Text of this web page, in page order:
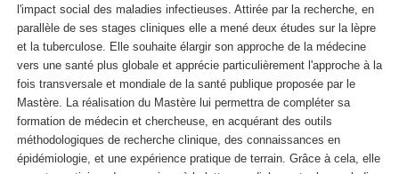
l'impact social des maladies infectieuses. Attirée par la recherche, en
parallèle de ses stages cliniques elle a mené deux études sur la lèpre
et la tuberculose. Elle souhaite élargir son approche de la médecine
vers une santé plus globale et apprécie particulièrement l'approche à la
fois transversale et mondiale de la santé publique proposée par le
Mastère. La réalisation du Mastère lui permettra de compléter sa
formation de médecin et chercheuse, en acquérant des outils
méthodologiques de recherche clinique, des connaissances en
épidémiologie, et une expérience pratique de terrain. Grâce à cela, elle